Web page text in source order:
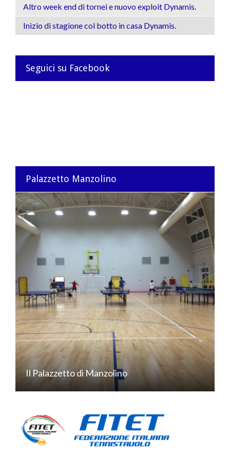
Altro week end di tornei e nuovo exploit Dynamis.
Inizio di stagione col botto in casa Dynamis.
Seguici su Facebook
Palazzetto Manzolino
Il Palazzetto di Manzolino